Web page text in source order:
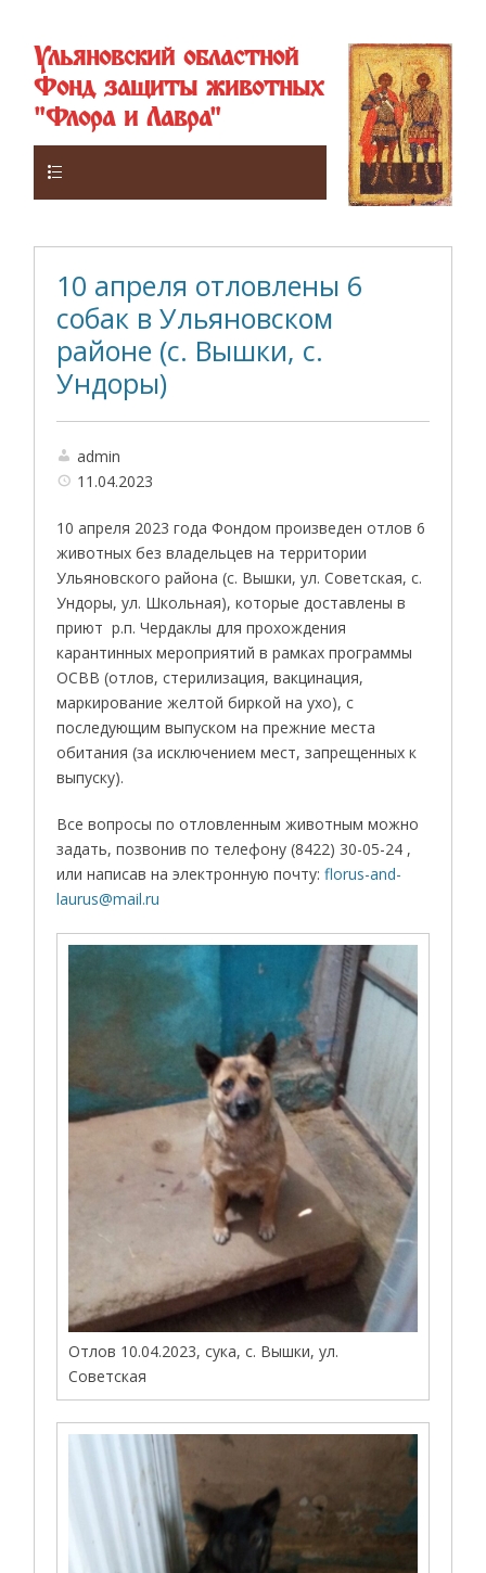
Ульяновский областной
Фонд защиты животных
"Флора и Лавра"
10 апреля отловлены 6
собак в Ульяновском
районе (с. Вышки, с.
Ундоры)
admin
11.04.2023
10 апреля 2023 года Фондом произведен отлов 6
животных без владельцев на территории
Ульяновского района (с. Вышки, ул. Советская, с.
Ундоры, ул. Школьная), которые доставлены в
приют р.п. Чердаклы для прохождения
карантинных мероприятий в рамках программы
ОСВВ (отлов, стерилизация, вакцинация,
маркирование желтой биркой на ухо), с
последующим выпуском на прежние места
обитания (за исключением мест, запрещенных к
выпуску).
Все вопросы по отловленным животным можно
задать, позвонив по телефону (8422) 30-05-24 ,
или написав на электронную почту:florus-and-
laurus@mail.ru
Отлов 10.04.2023, сука, с. Вышки, ул.
Советская